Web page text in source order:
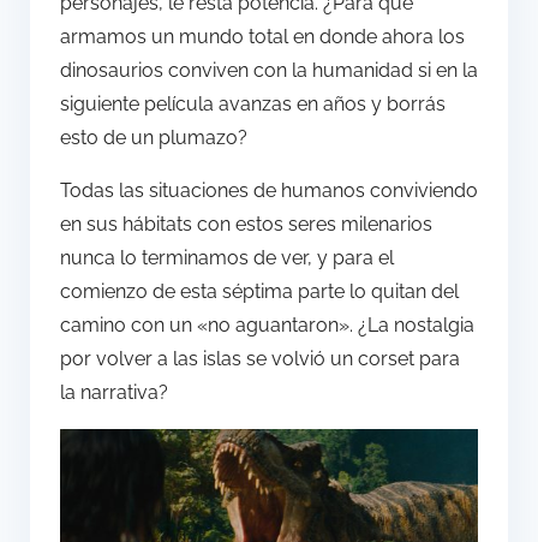
armamos un mundo total en donde ahora los
dinosaurios conviven con la humanidad si en la
siguiente película avanzas en años y borrás
esto de un plumazo?
Todas las situaciones de humanos conviviendo
en sus hábitats con estos seres milenarios
nunca lo terminamos de ver, y para el
comienzo de esta séptima parte lo quitan del
camino con un «no aguantaron». ¿La nostalgia
por volver a las islas se volvió un corset para
la narrativa?